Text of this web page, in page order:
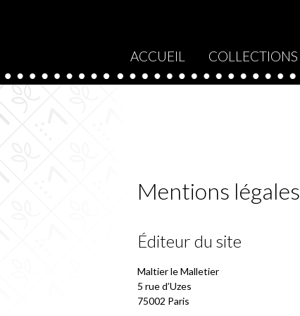
ACCUEIL COLLECTIONS
Mentions légales
Éditeur du site
Maltier le Malletier
5 rue d’Uzes
75002 Paris